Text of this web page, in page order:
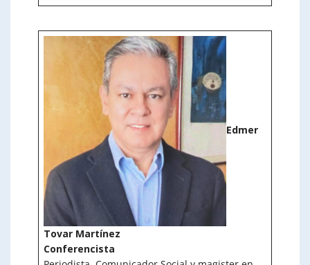
Edmer
Tovar Martínez
Conferencista